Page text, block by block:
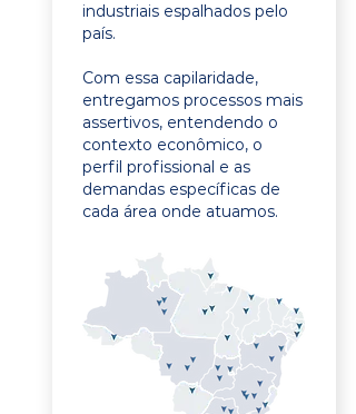
industriais espalhados pelo
país.
Com essa capilaridade,
entregamos processos mais
assertivos, entendendo o
contexto econômico, o
perfil profissional e as
demandas específicas de
cada área onde atuamos.